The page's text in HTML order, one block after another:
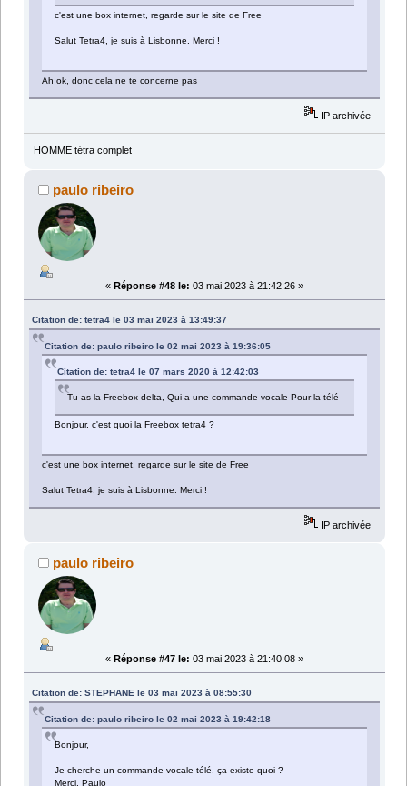
c'est une box internet, regarde sur le site de Free
Salut Tetra4, je suis à Lisbonne. Merci !
Ah ok, donc cela ne te concerne pas
IP archivée
HOMME tétra complet
paulo ribeiro
« Réponse #48 le: 03 mai 2023 à 21:42:26 »
Citation de: tetra4 le 03 mai 2023 à 13:49:37
Citation de: paulo ribeiro le 02 mai 2023 à 19:36:05
Citation de: tetra4 le 07 mars 2020 à 12:42:03
Tu as la Freebox delta, Qui a une commande vocale Pour la télé
Bonjour, c'est quoi la Freebox tetra4 ?
c'est une box internet, regarde sur le site de Free
Salut Tetra4, je suis à Lisbonne. Merci !
IP archivée
paulo ribeiro
« Réponse #47 le: 03 mai 2023 à 21:40:08 »
Citation de: STEPHANE le 03 mai 2023 à 08:55:30
Citation de: paulo ribeiro le 02 mai 2023 à 19:42:18
Bonjour,
Je cherche un commande vocale télé, ça existe quoi ?
Merci. Paulo